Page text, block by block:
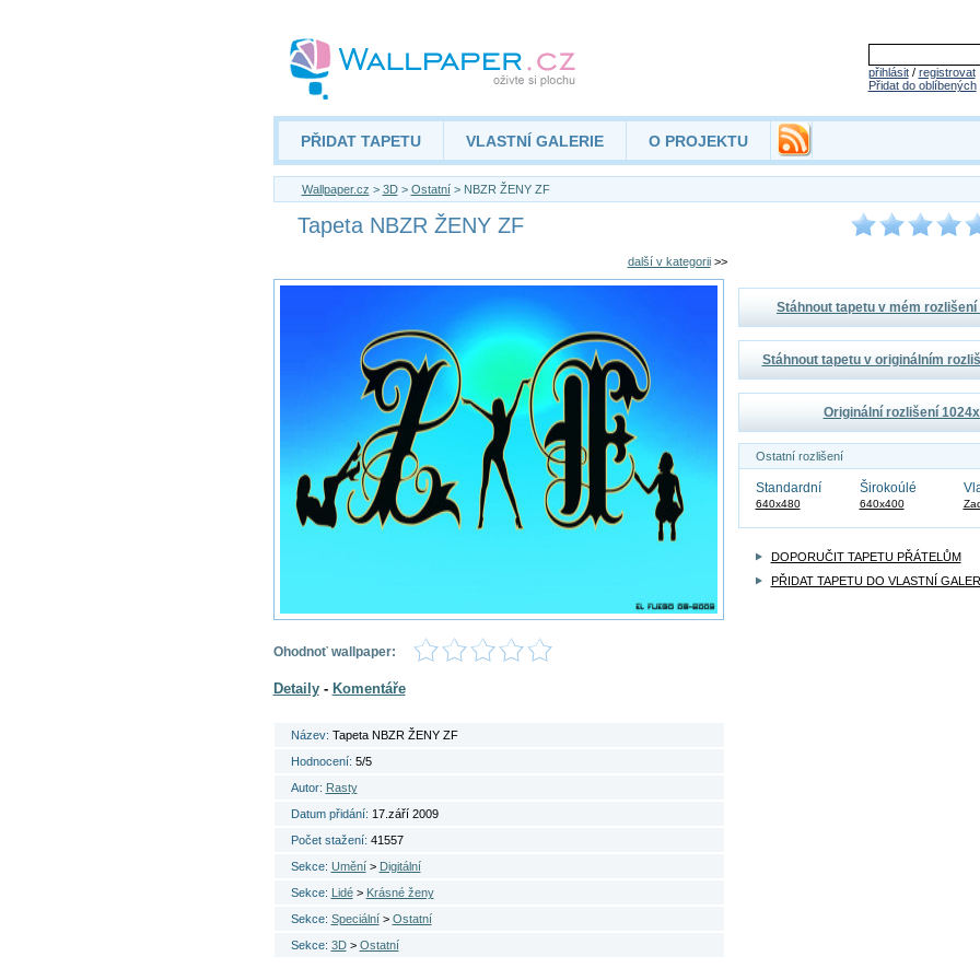
přihlásit/ registrovat
Přidat do oblíbených
PŘIDAT TAPETU VLASTNÍ GALERIE O PROJEKTU
Wallpaper.cz > 3D> Ostatní> NBZR ŽENY ZF
Tapeta NBZR ŽENY ZF
další v kategorii>>
Ohodnoť wallpaper:
Detaily- Komentáře
Název: Tapeta NBZR ŽENY ZF
Hodnocení: 5/5
Autor: Rasty
Datum přidání: 17.září 2009
Počet stažení: 41557
Sekce: Umění> Digitální
Sekce: Lidé> Krásné ženy
Sekce: Speciální> Ostatní
Sekce: 3D> Ostatní
Stáhnout tapetu v mém rozlišení
Stáhnout tapetu v originálním
Originální rozlišení
Ostatní rozlišení
Standardní
640x480
Širokoúlé
640x400
DOPORUČIT TAPETU PŘÁTELŮM
PŘIDAT TAPETU DO VLASTNÍ